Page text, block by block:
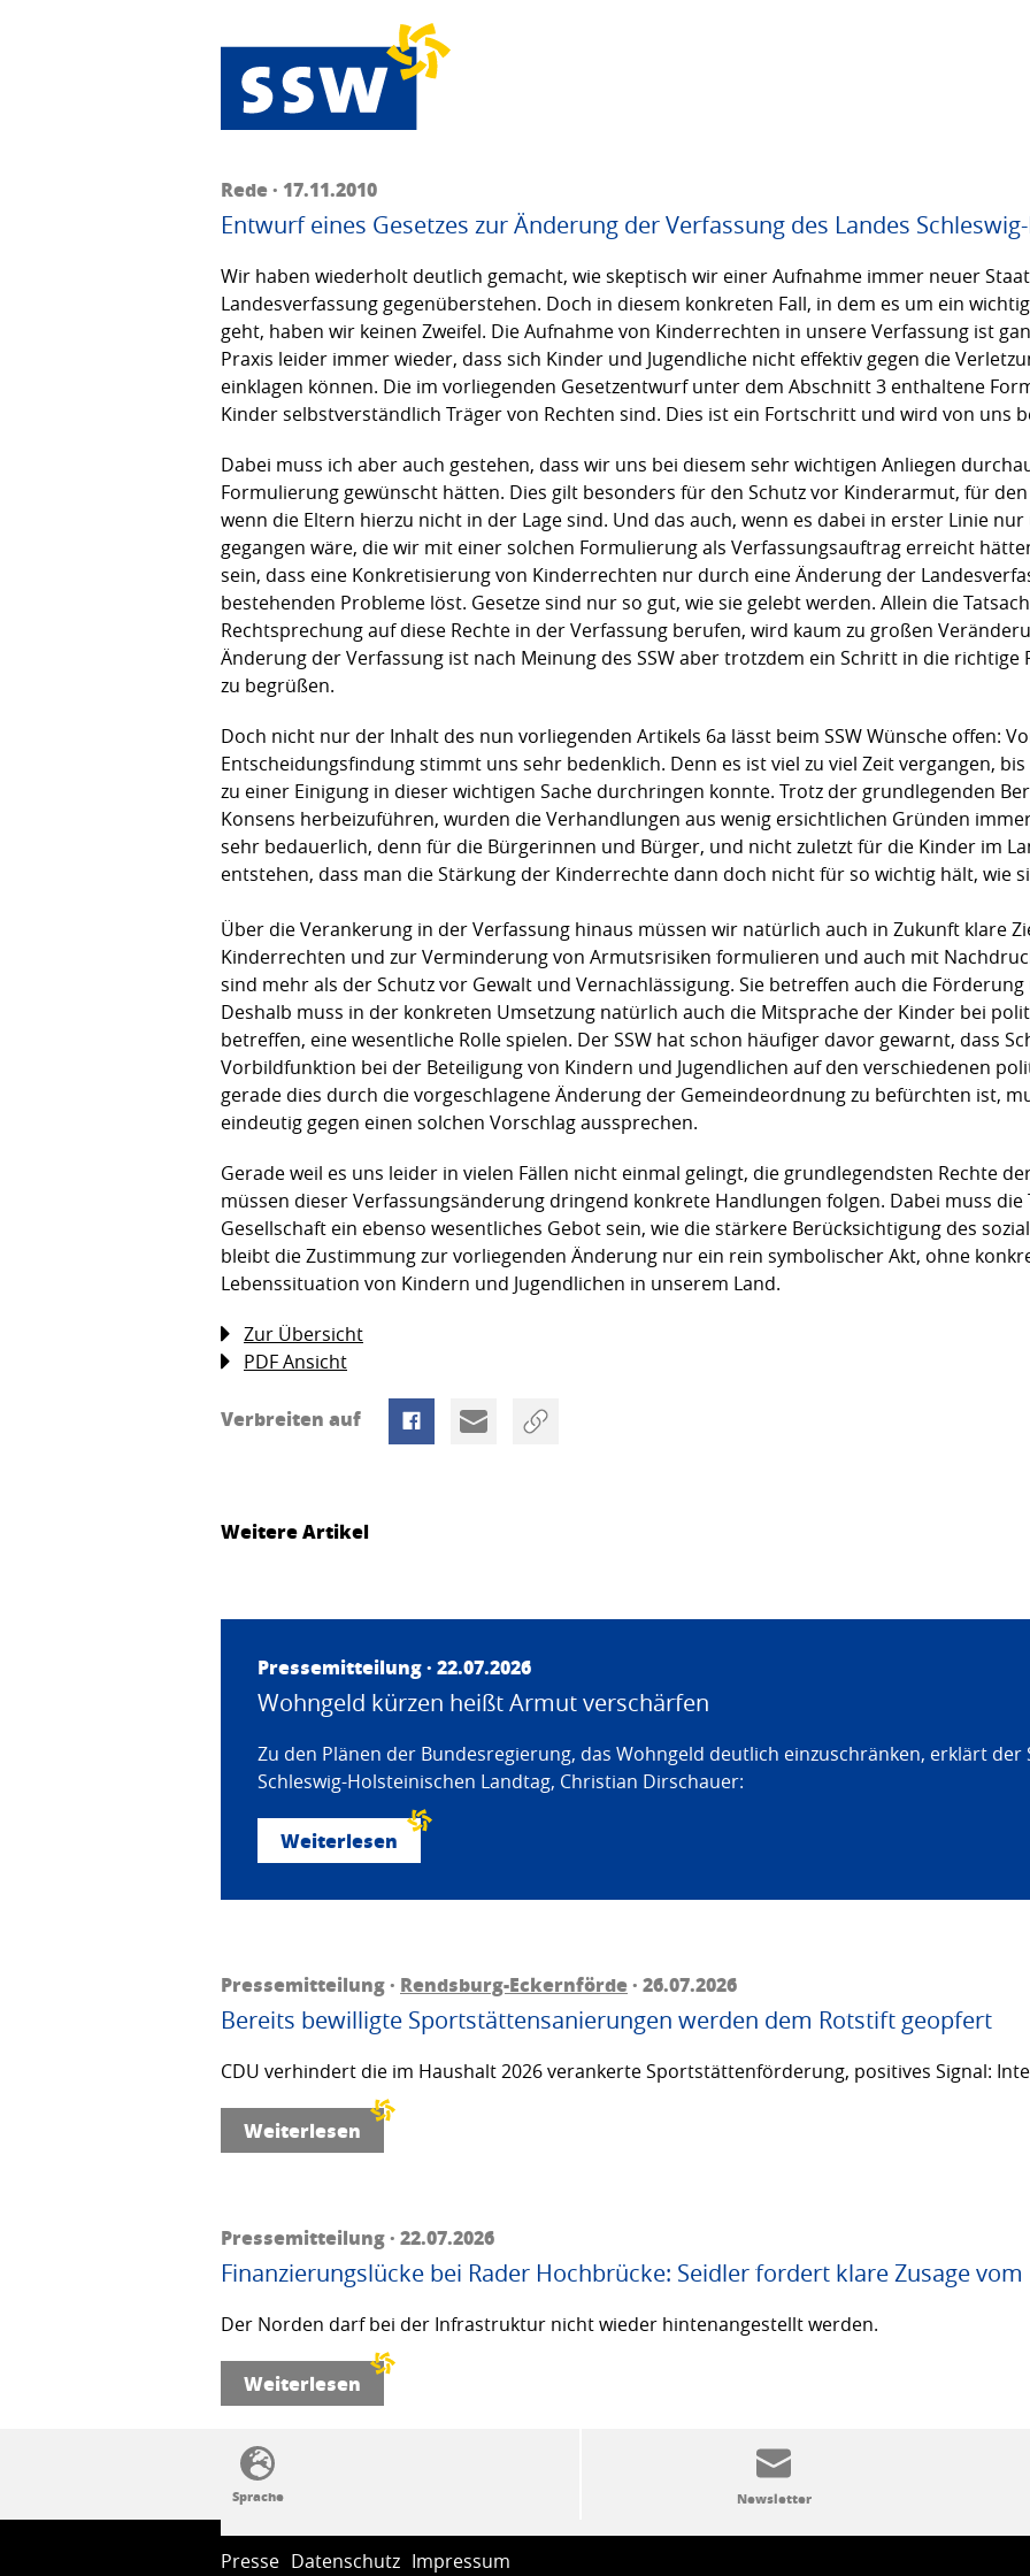
Rede · 17.11.2010
Entwurf eines Gesetzes zur Änderung der Verfassung des Landes
Wir haben wiederholt deutlich gemacht, wie skeptisch wir einer Aufnahme immer neuer
Landesverfassung gegenüberstehen. Doch in diesem konkreten Fall, in dem es um ein
geht, haben wir keinen Zweifel. Die Aufnahme von Kinderrechten in unsere Verfassung ist
Praxis leider immer wieder, dass sich Kinder und Jugendliche nicht effektiv gegen die
einklagen können. Die im vorliegenden Gesetzentwurf unter dem Abschnitt 3 enthaltene
Kinder selbstverständlich Träger von Rechten sind. Dies ist ein Fortschritt und wird von uns
Dabei muss ich aber auch gestehen, dass wir uns bei diesem sehr wichtigen Anliegen
Formulierung gewünscht hätten. Dies gilt besonders für den Schutz vor Kinderarmut, für
wenn die Eltern hierzu nicht in der Lage sind. Und das auch, wenn es dabei in erster Linie
gegangen wäre, die wir mit einer solchen Formulierung als Verfassungsauftrag erreicht
sein, dass eine Konkretisierung von Kinderrechten nur durch eine Änderung der
bestehenden Probleme löst. Gesetze sind nur so gut, wie sie gelebt werden. Allein die
Rechtsprechung auf diese Rechte in der Verfassung berufen, wird kaum zu großen
Änderung der Verfassung ist nach Meinung des SSW aber trotzdem ein Schritt in die richtige
zu begrüßen.
Doch nicht nur der Inhalt des nun vorliegenden Artikels 6a lässt beim SSW Wünsche offen:
Entscheidungsfindung stimmt uns sehr bedenklich. Denn es ist viel zu viel Zeit vergangen,
zu einer Einigung in dieser wichtigen Sache durchringen konnte. Trotz der grundlegenden
Konsens herbeizuführen, wurden die Verhandlungen aus wenig ersichtlichen Gründen
sehr bedauerlich, denn für die Bürgerinnen und Bürger, und nicht zuletzt für die Kinder im
entstehen, dass man die Stärkung der Kinderrechte dann doch nicht für so wichtig hält, wie
Über die Verankerung in der Verfassung hinaus müssen wir natürlich auch in Zukunft klare
Kinderrechten und zur Verminderung von Armutsrisiken formulieren und auch mit
sind mehr als der Schutz vor Gewalt und Vernachlässigung. Sie betreffen auch die
Deshalb muss in der konkreten Umsetzung natürlich auch die Mitsprache der Kinder bei
betreffen, eine wesentliche Rolle spielen. Der SSW hat schon häufiger davor gewarnt, dass
Vorbildfunktion bei der Beteiligung von Kindern und Jugendlichen auf den verschiedenen
gerade dies durch die vorgeschlagene Änderung der Gemeindeordnung zu befürchten ist,
eindeutig gegen einen solchen Vorschlag aussprechen.
Gerade weil es uns leider in vielen Fällen nicht einmal gelingt, die grundlegendsten Rechte
müssen dieser Verfassungsänderung dringend konkrete Handlungen folgen. Dabei muss
Gesellschaft ein ebenso wesentliches Gebot sein, wie die stärkere Berücksichtigung des
bleibt die Zustimmung zur vorliegenden Änderung nur ein rein symbolischer Akt, ohne
Lebenssituation von Kindern und Jugendlichen in unserem Land.
Zur Übersicht
PDF Ansicht
Verbreiten auf
Weitere Artikel
Pressemitteilung · 22.07.2026
Wohngeld kürzen heißt Armut verschärfen
Zu den Plänen der Bundesregierung, das Wohngeld deutlich einzuschränken, erklärt der
Schleswig-Holsteinischen Landtag, Christian Dirschauer:
Weiterlesen
Pressemitteilung · Rendsburg-Eckernförde· 26.07.2026
Bereits bewilligte Sportstättensanierungen werden dem Rotstift geopfert
CDU verhindert die im Haushalt 2026 verankerte Sportstättenförderung, positives Signal:
Weiterlesen
Pressemitteilung · 22.07.2026
Finanzierungslücke bei Rader Hochbrücke: Seidler fordert klare Zusage vom
Der Norden darf bei der Infrastruktur nicht wieder hintenangestellt werden.
Weiterlesen
SSW-Politik von A bis Z
Presse Datenschutz Impressum